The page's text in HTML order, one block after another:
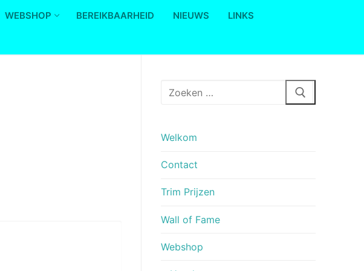
WEBSHOP BEREIKBAARHEID NIEUWS LINKS
Zoeken
Welkom
Contact
Trim Prijzen
Wall of Fame
Webshop